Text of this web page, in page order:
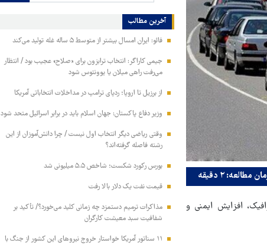
مطالعه: ۲ دقیقه
افزایش ایمنی و
آخرین مطالب
فائو: ایران امسال بیشتر از متوسط ۵ ساله غله تولید می‌کند
جیمی کاراگر: انتخاب ترابزون برای «صلاح» عجیب بود / انتظار
می‌رفت راهی میلان یا یوونتوس شود
از برزیل تا اروپا؛ ردپای ترامپ در مداخلات انتخاباتی آمریکا
وزیر دفاع پاکستان: جهان اسلام باید در برابر اسرائیل متحد شود
وقتی ریاضی دیگر انتخاب اول نیست / چرا دانش‌آموزان از این
رشته فاصله گرفته‌اند؟
بورس رکورد شکست؛ شاخص ۵.۵ میلیونی شد
قیمت نفت یک دلار بالا رفت
مذاکرات ترمیم دستمزد چه زمانی کلید می‌خورد؟/ تأکید بر
شفافیت سبد معیشت کارگران
۱۱ سناتور آمریکا خواستار خروج نیروهای این کشور از جنگ با